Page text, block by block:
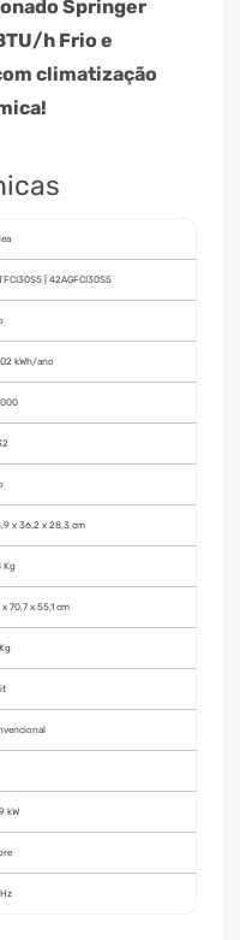
Springer
h Frio e
climatização
| 42AGFCI30S5
kWh/ano
x 36,2 x 28,3 cm
Kg
x 70,7 x 55,1 cm
kW